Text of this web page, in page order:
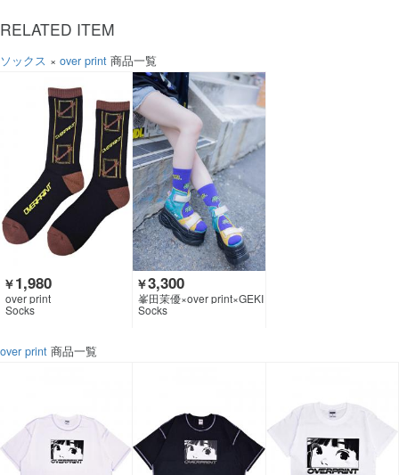
RELATED ITEM
ソックス × over print 商品一覧
￥1,980
over print
Socks
￥3,300
峯田茉優×over print×GEKI
ROCK CLOTHING
Socks
over print 商品一覧